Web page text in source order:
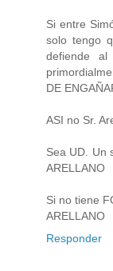
Si entre
solo tengo
defiende
DE
ASI no Sr.
Sea UD. Un
ARELLANO
Si no tiene
ARELLANO
Responder